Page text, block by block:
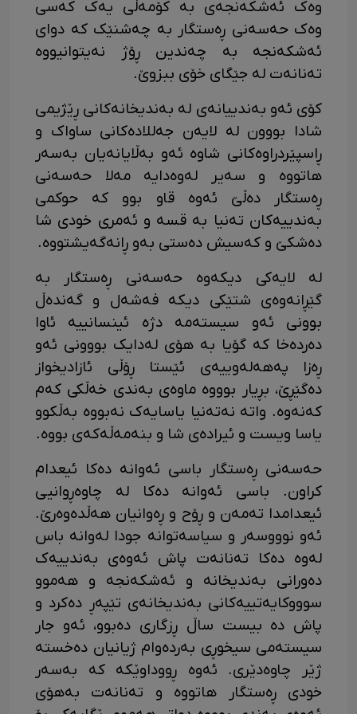
وەک ئەشکەنجەی بە کۆمەڵی یەک کەسی
وەک حەسەنی ڕەستگار بە چەشنێک کە دوای
ئەشکەنجە بە چەندین ڕۆژ نەیتوانیووە
تەنانەت لە جێگای خۆی ببزوێ.
کۆی ئەو بەندییانەی لە بەندیخانەکانی ڕێژیمی
شادا بووون لە لایەن جەللادەکانی ساواک و
ڕاسپێردراوەکانی شاوە ئەو بەڵایانەیان بەسەر
هاتووە و سەیر لەوەدایە مەلا حەسەنی
ڕەستگار دەڵێ ئەوە قاو بوو کە حوکمی
بەندییەکان تەنیا بە قسە و ئەمری خودی شا
دەشکێ و کەسیش دەستی بەو ڕانەگەیشتووە.
لە لایەکی دیکەوە حەسەنی ڕەستگار بە
گێڕانەوەی شتێکی دیکە فەشەل و گەندەڵ
بوونی ئەو سیستەمە دژە ئینسانییە ئاوا
دەردەخا کە گۆیا بە هۆی لەدایک بووونی ئەو
ڕەزا پەهەلەوییەی ئێستا ڕۆڵی ئازادیخواز
دەگێڕێ، بڕیار بوووە ماوەی بەندی خەڵکی کەم
کەنەوە. واتە نەتەنیا یاسایەک نەبووە بەڵکوو
یاسا ویست و ئیرادەی شا و بنەمەڵەکەی بووە.
حەسەنی ڕەستگار باسی ئەوانە دەکا ئیعدام
کراون. باسی ئەوانە دەکا لە چاوەڕوانیی
ئیعدامدا تەمەن و ڕۆح و ڕەوانیان هەڵدەوەرێ.
ئەو نوووسەر و سیاسەتوانە جودا لەوانە باس
لەوە دەکا تەنانەت پاش ئەوەی بەندییەک
دەورانی بەندیخانە و ئەشکەنجە و هەموو
سوووکایەتییەکانی بەندیخانەی تێپەڕ دەکرد و
پاش دە بیست ساڵ ڕزگاری دەبوو، ئەو جار
سیستەمی سیخوڕی بەردەوام ژیانیان دەخستە
ژێر چاوەدێری. ئەوە ڕووداوێکە کە بەسەر
خودی ڕەستگار هاتووە و تەنانەت بەهۆی